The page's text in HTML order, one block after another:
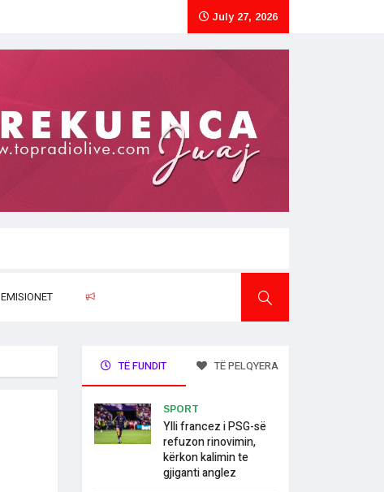
July 27, 2026
EMISIONET
TË FUNDIT TË PELQYERA
SPORT
Ylli francez i PSG-së
refuzon rinovimin,
kërkon kalimin te
gjiganti anglez